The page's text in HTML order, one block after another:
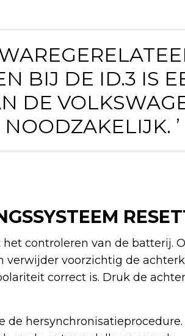
BIJ DE ID.3 IS
DE
’
controleren van de batterij.
voorzichtig de
correct is. Druk de